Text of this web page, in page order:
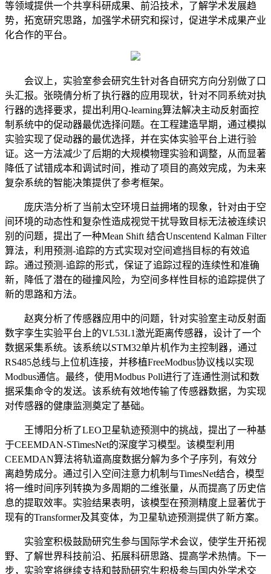
等领域提供一个共享科研成果、前沿技术，了解学术发展趋
势，拓宽研究思路，加强学术研究和探讨，促进学术成果产业
化合作的平台。
会议上，实验室参会研究生针对各自研究方向分别做了口
头汇报。张晓倩分析了执行器的应用现状，针对不同系统对执
行器的选择要求，提出利用Q-learning算法解决主动反射面控
制系统中的促动器最优选择问题。在工程建造早期，通过模拟
实验实现了促动器的最优选择，并在实体实验平台上进行验
证。这一方法减少了后期的大规模物理实验和调整，从而显著
降低了试错成本和调试时间，推动了项目的高效完成，为未来
复杂系统的智能决策提供了参考框架。
庞庆浩分析了当前太空环境日益拥堵的现象，针对由于空
间环境的动态性和复杂性造成视觉干扰导致目标无法被连续识
别的问题，提出了一种Mean Shift 结合Unscentend Kalman Filter
算法，利用预测-追踪的方式实现对空间遮挡目标的有效追
踪。通过预测-追踪的形式，保证了追踪过程的连续性和准确
新，降低了潜在的碰撞风险，为空间多样性目标的追踪提供了
新的思路和方法。
赵爽分析了传感器应用中的问题，针对实验室主动反射面
数字孪生实验平台上的VL53L1激光距离传感器，设计了一个
数据采集系统。该系统以STM32单片机作为主控制器，通过
RS485总线与上位机连接，并移植FreeModbus协议栈以实现
Modbus通信。最终，使用Modbus Poll进行了连通性测试和数
据采集命令的发送。该系统有效地传输了传感器数据，为实现
对传感器的健康监测奠定了基础。
王博阳分析了LEO卫星轨迹预测中的挑战，提出了一种基
于CEEMDAN-STimesNet的深度学习模型。该模型利用
CEEMDAN算法将轨道高度数据分解为多个子序列，有效分
离趋势成分。通过引入空间注意力机制与TimesNet结合，模型
将一维时间序列转换为多周期的二维张量，从而提高了历史信
息的提取效率。实验结果表明，该模型在预测精度上显著优于
现有的Transformer及其变体，为卫星轨迹预测提供了新方案。
实验室积极鼓励研究生参与国际学术会议，使学生开拓视
野、了解世界科技前沿、拓展科研思路、提高学术热情。下一
步，实验室将继续支持和鼓励研究生积极参与国内外学术交